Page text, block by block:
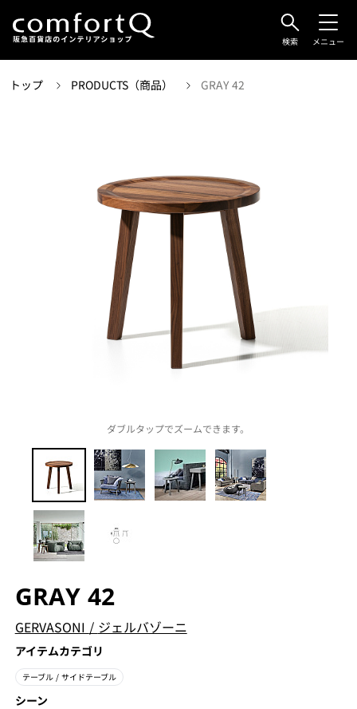
検索 メニュー
トップ PRODUCTS（商品） GRAY 42
ダブルタップでズームできます。
GRAY 42
GERVASONI / ジェルバゾーニ
アイテムカテゴリ
テーブル / サイドテーブル
シーン